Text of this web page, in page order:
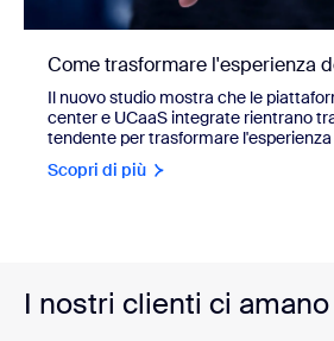
Come trasformare l'esperienza
Il nuovo studio mostra che le
center e UCaaS integrate rientrano
tendente per trasformare
Scopri di più
I nostri clienti ci amano